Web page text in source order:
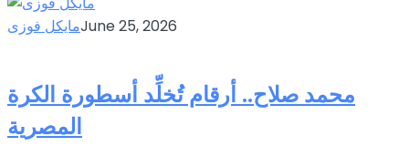
مايكل فوزىJune 25, 2026
محمد صلاح.. أرقام تُخلِّد أسطورة الكرة
المصرية